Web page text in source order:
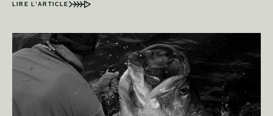
LIRE L’ARTICLE